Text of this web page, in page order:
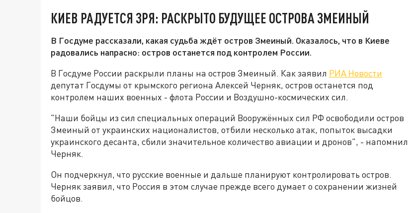
КИЕВ РАДУЕТСЯ ЗРЯ: РАСКРЫТО БУДУЩЕЕ ОСТРОВА ЗМЕИНЫЙ
В Госдуме рассказали, какая судьба ждёт остров Змеиный. Оказалось, что в Киеве
радовались напрасно: остров останется под контролем России.
В Госдуме России раскрыли планы на остров Змеиный. Как заявил РИА Новости
депутат Госдумы от крымского региона Алексей Черняк, остров останется под
контролем наших военных - флота России и Воздушно-космических сил.
"Наши бойцы из сил специальных операций Вооружённых сил РФ освободили остров
Змеиный от украинских националистов, отбили несколько атак, попыток высадки
украинского десанта, сбили значительное количество авиации и дронов", - напомнил
Черняк.
Он подчеркнул, что русские военные и дальше планируют контролировать остров.
Черняк заявил, что Россия в этом случае прежде всего думает о сохранении жизней
бойцов.